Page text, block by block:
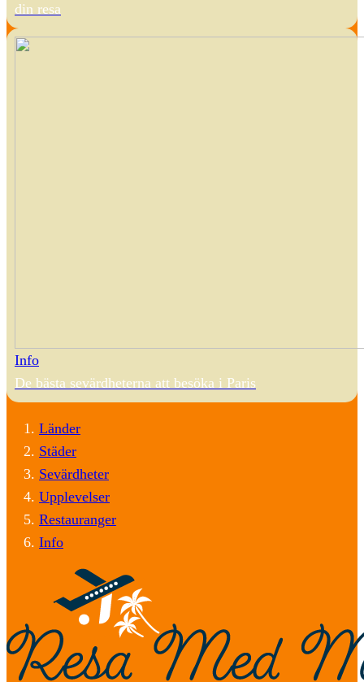
din resa
Info
De bästa sevärdheterna att besöka i Paris
Länder
Städer
Sevärdheter
Upplevelser
Restauranger
Info